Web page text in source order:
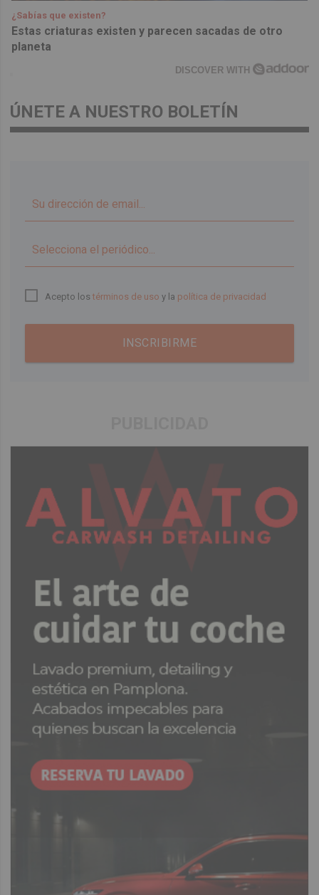
¿Sabías que existen?
Estas criaturas existen y parecen sacadas de otro
planeta
DISCOVER WITH
ÚNETE A NUESTRO BOLETÍN
Acepto lostérminos de uso y la política de privacidad
INSCRIBIRME